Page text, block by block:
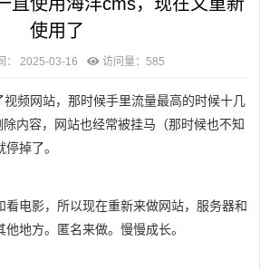
使用了
： 2025-03-16 访问量：585
频网站，那时候手里流量最高的时候十几
内容，网站也经常被挂马（那时候也不知
掉了。
看电影，所以现在重新来做网站，服务器和
地方。匿名来做。慢慢成长。